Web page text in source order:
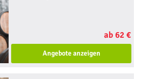
ab 62 €
Angebote anzeigen